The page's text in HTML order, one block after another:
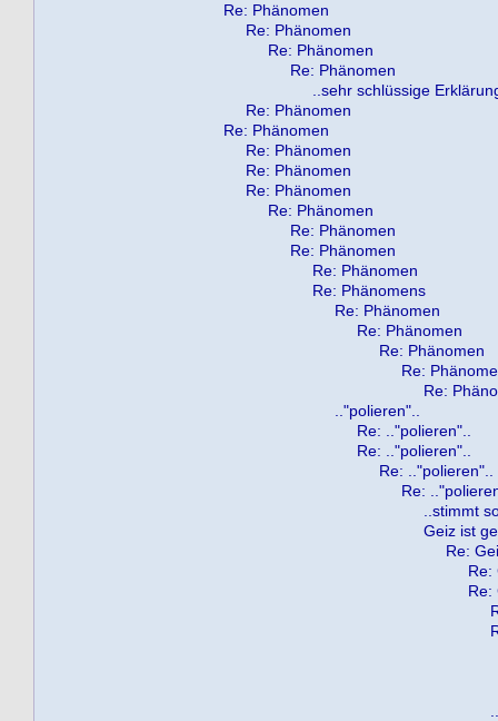
Re: Phänomen
Re: Phänomen
Re: Phänomen
Re: Phänomen
..sehr schlüssige
Re: Phänomen
Re: Phänomen
Re: Phänomen
Re: Phänomen
Re: Phänomen
Re: Phänomen
Re: Phänomen
Re: Phänomen
Re: Phänomen
Re: Phänomens
Re: Phänomen
Re: Phänomen
Re: Phänomen
Re:
Re:
.."polieren"..
Re: .."polieren"..
Re: .."polieren"..
Re: .."polieren"..
Re:
..stimmt
Geiz ist
Re:
Re:
Re: